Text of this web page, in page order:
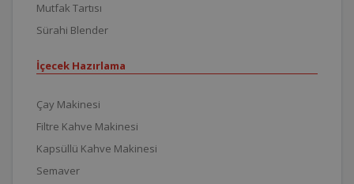
Mutfak Tartısı
Sürahi Blender
İçecek Hazırlama
Çay Makinesi
Filtre Kahve Makinesi
Kapsüllü Kahve Makinesi
Semaver